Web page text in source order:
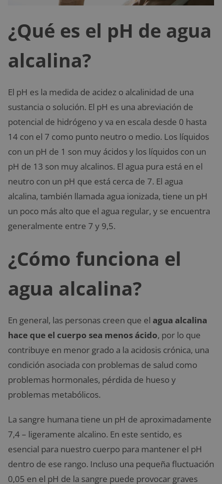
¿Qué es el pH de agua
alcalina?
El pH es la medida de acidez o alcalinidad de una
sustancia o solución. El pH es una abreviación de
potencial de hidrógeno y va en escala desde 0 hasta
14 con el 7 como punto neutro o medio. Los líquidos
con un pH de 1 son muy ácidos y los líquidos con un
pH de 13 son muy alcalinos. El agua pura está en el
neutro con un pH que está cerca de 7. El agua
alcalina, también llamada agua ionizada, tiene un pH
un poco más alto que el agua regular, y se encuentra
generalmente entre 7 y 9,5.
¿Cómo funciona el
agua alcalina?
En general, las personas creen que el agua alcalina
hace que el cuerpo sea menos ácido, por lo que
contribuye en menor grado a la acidosis crónica, una
condición asociada con problemas de salud como
problemas hormonales, pérdida de hueso y
problemas metabólicos.
La sangre humana tiene un pH de aproximadamente
7,4 – ligeramente alcalino. En este sentido, es
esencial para nuestro cuerpo para mantener el pH
dentro de ese rango. Incluso una pequeña fluctuación
0,05 en el pH de la sangre puede provocar graves